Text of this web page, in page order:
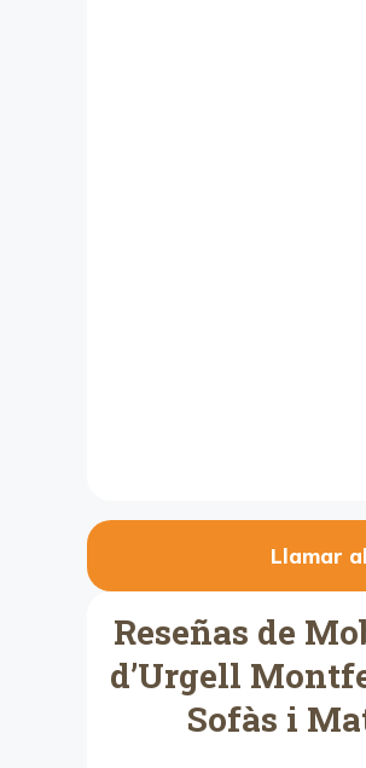
Llamar
Reseñas de
d’Urgell
Sofàs i